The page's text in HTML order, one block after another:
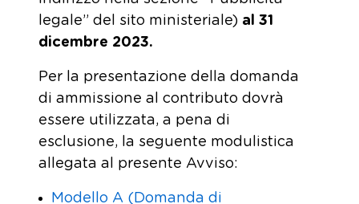
legale” del sito ministeriale) al 31
dicembre 2023.
Per la presentazione della domanda
di ammissione al contributo dovrà
essere utilizzata, a pena di
esclusione, la seguente modulistica
allegata al presente Avviso:
Modello A (Domanda di